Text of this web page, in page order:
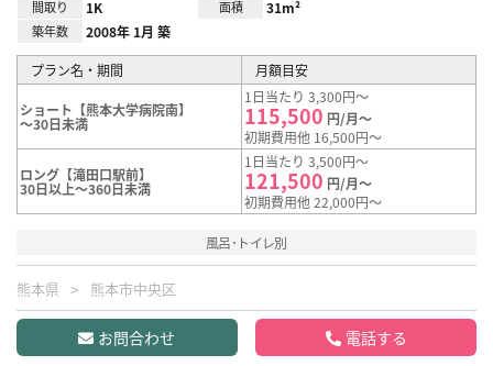
間取り 1K 面積 31m²
築年数 2008年 1月 築
プラン名・期間 月額目安
ショート【熊本大学病院南】
～30日未満
1日当たり 3,300円～
115,500 円/月～
初期費用他 16,500円～
ロング【滝田口駅前】
30日以上～360日未満
1日当たり 3,500円～
121,500 円/月～
初期費用他 22,000円～
風呂･トイレ別
熊本県 熊本市中央区
お問合わせ 電話する